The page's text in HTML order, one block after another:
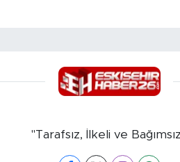
"Tarafsız, İlkeli ve